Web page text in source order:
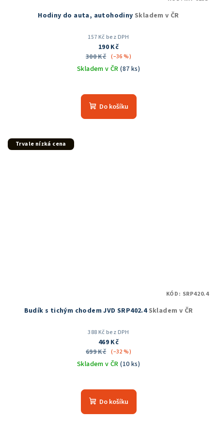
Hodiny do auta, autohodiny Skladem v ČR
157 Kč bez DPH
190 Kč
300 Kč (–36 %)
Skladem v ČR(87 ks)
hodnocení
produktu
Do košíku
Trvale nízká cena
Budík s tichým chodem JVD SRP402.4Skladem v ČR
388 Kč bez DPH
469 Kč
699 Kč (–32 %)
Skladem v ČR(10 ks)
hodnocení
produktu
Do košíku
KÓD: SRP420.4